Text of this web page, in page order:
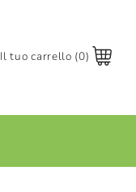
Il tuo carrello (0)